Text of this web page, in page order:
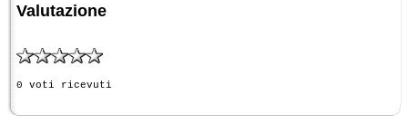
Valutazione
0 voti ricevuti